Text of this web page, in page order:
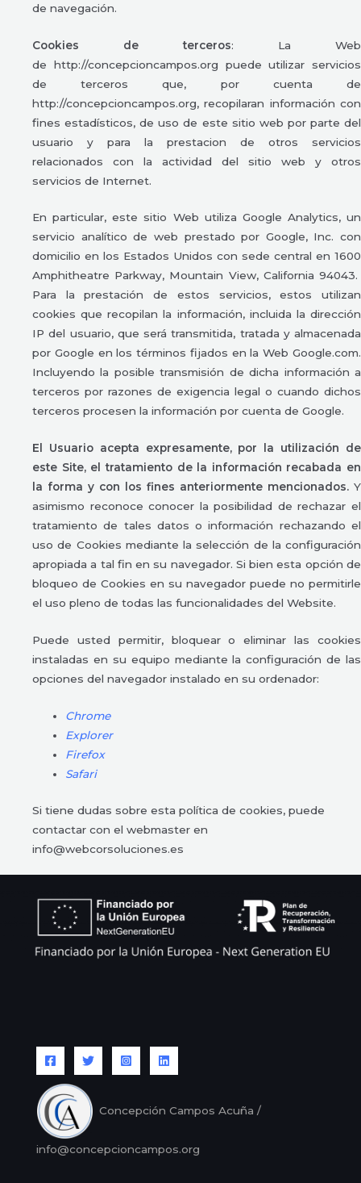
de navegación.
Cookies de terceros: La Web
de http://concepcioncampos.org puede utilizar servicios
de terceros que, por cuenta de
http://concepcioncampos.org, recopilaran información con
fines estadísticos, de uso de este sitio web por parte del
usuario y para la prestacion de otros servicios
relacionados con la actividad del sitio web y otros
servicios de Internet.
En particular, este sitio Web utiliza Google Analytics, un
servicio analítico de web prestado por Google, Inc. con
domicilio en los Estados Unidos con sede central en 1600
Amphitheatre Parkway, Mountain View, California 94043.
Para la prestación de estos servicios, estos utilizan
cookies que recopilan la información, incluida la dirección
IP del usuario, que será transmitida, tratada y almacenada
por Google en los términos fijados en la Web Google.com.
Incluyendo la posible transmisión de dicha información a
terceros por razones de exigencia legal o cuando dichos
terceros procesen la información por cuenta de Google.
El Usuario acepta expresamente, por la utilización de
este Site, el tratamiento de la información recabada en
la forma y con los fines anteriormente mencionados. Y
asimismo reconoce conocer la posibilidad de rechazar el
tratamiento de tales datos o información rechazando el
uso de Cookies mediante la selección de la configuración
apropiada a tal fin en su navegador. Si bien esta opción de
bloqueo de Cookies en su navegador puede no permitirle
el uso pleno de todas las funcionalidades del Website.
Puede usted permitir, bloquear o eliminar las cookies
instaladas en su equipo mediante la configuración de las
opciones del navegador instalado en su ordenador:
Chrome
Explorer
Firefox
Safari
Si tiene dudas sobre esta política de cookies, puede
contactar con el webmaster en
info@webcorsoluciones.es
Concepción Campos Acuña /
info@concepcioncampos.org